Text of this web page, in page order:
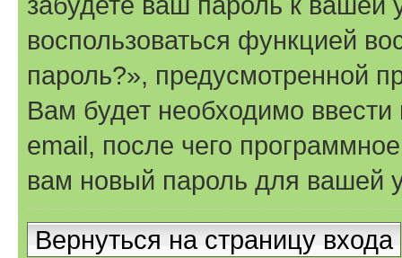
воспользоваться функцией
пароль?», предусмотренной
Вам будет необходимо
email, после чего
вам новый пароль для вашей
Вернуться на страницу входа